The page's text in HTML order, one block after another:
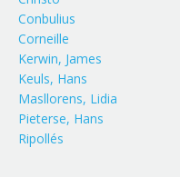
Conbulius
Corneille
Kerwin, James
Keuls, Hans
Masllorens, Lidia
Pieterse, Hans
Ripollés